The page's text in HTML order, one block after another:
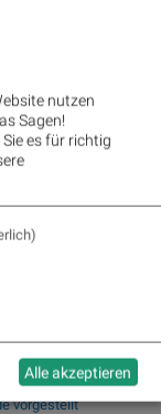
und FACC
Vodafone
Rheinmetall
im
wichtigsten
vorgestellt
nutzen
Sagen!
es für richtig
Alle akzeptieren